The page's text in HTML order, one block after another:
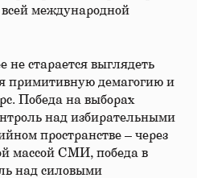
международной
не старается выглядеть
примитивную демагогию и
Победа на выборах
над избирательными
пространстве – через
массой СМИ, победа в
над силовыми